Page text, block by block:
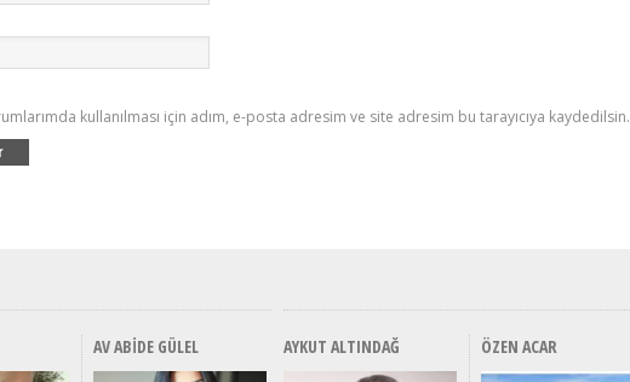
kullanılması için adım, e-posta adresim ve site adresim bu tarayıcıya kaydedilsin.
AV ABIDE GÜLEL AYKUT ALTINDAĞ ÖZEN ACAR